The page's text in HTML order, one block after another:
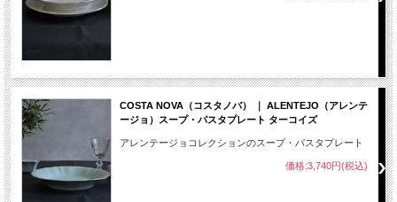
COSTA NOVA（コスタノバ） ｜ ALENTEJO（アレンテ
ージョ）スープ・パスタプレート ターコイズ
アレンテージョコレクションのスープ・パスタプレート
価格:3,740円(税込)